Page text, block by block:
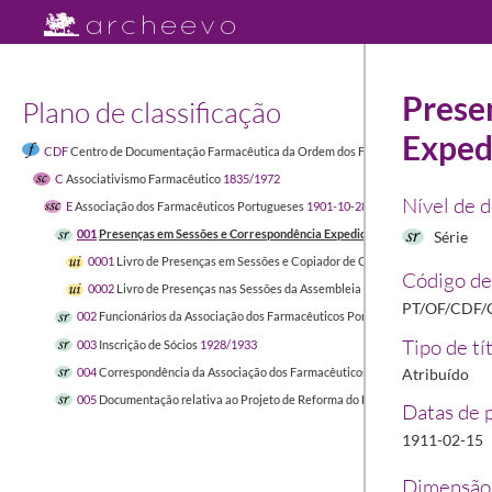
Plano de classificação
CDFCentro de Documentação Farmacêutica da Ordem dos Farmacêuticos 1449-
C Associativismo Farmacêutico 1835/1972
EAssociação dos Farmacêuticos Portugueses 1901-10-28/1933-11-24
001 Presenças em Sessões e Correspondência Expedida
1911-02-15/1933-11-
0001 Livro de Presenças em Sessões e Copiador de Correspondência
0002 Livro de Presenças nas Sessões da Assembleia Geral
1927-03-02/
002 Funcionários da Associação dos Farmacêuticos Portugueses
1927-12-05/
003 Inscrição de Sócios 1928/1933
004Correspondência da Associação dos Farmacêuticos Portugueses1910-10/
005 Documentação relativa ao Projeto de Reforma do Exercício da Farmácia
Nível de
Série
Código
PT/OF/CDF/
Tipo de
Atribuído
Datas de
1911-02-15